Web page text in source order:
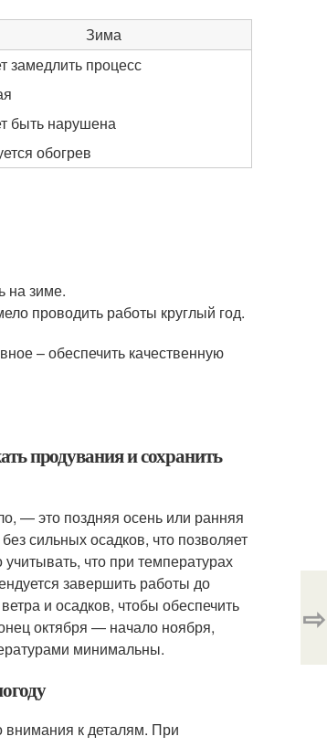
Зима
замедлить процесс
быть нарушена
обогрев
на зиме.
проводить работы круглый год.
– обеспечить качественную
продувания и сохранить
— это поздняя осень или ранняя
сильных осадков, что позволяет
что при температурах
завершить работы до
и осадков, чтобы обеспечить
октября — начало ноября,
минимальны.
внимания к деталям. При
⇨